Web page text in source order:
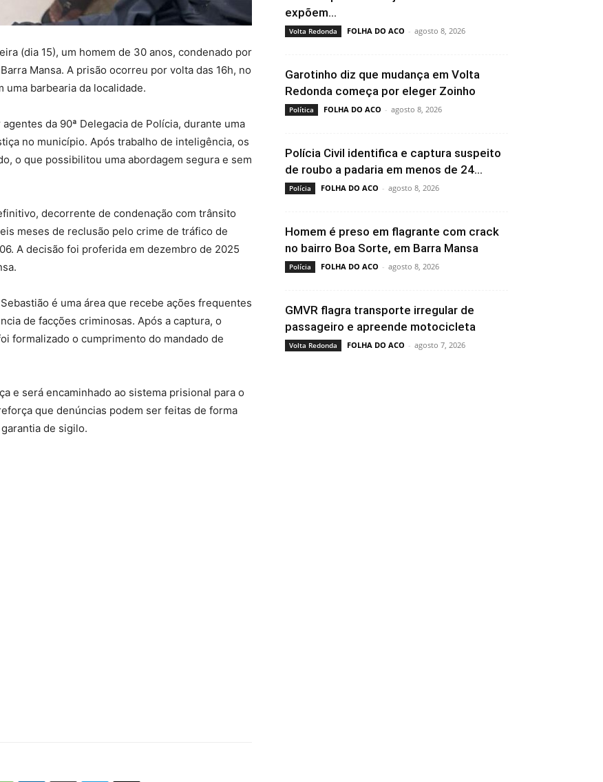
(dia 15), um homem de 30 anos, condenado por
Mansa. A prisão ocorreu por volta das 16h, no
barbearia da localidade.
da 90ª Delegacia de Polícia, durante uma
no município. Após trabalho de inteligência, os
o que possibilitou uma abordagem segura e sem
decorrente de condenação com trânsito
meses de reclusão pelo crime de tráfico de
A decisão foi proferida em dezembro de 2025
é uma área que recebe ações frequentes
de facções criminosas. Após a captura, o
formalizado o cumprimento do mandado de
e será encaminhado ao sistema prisional para o
que denúncias podem ser feitas de forma
de sigilo.
expõem...
Volta Redonda FOLHA DO ACO - agosto 8, 2026
Garotinho diz que mudança em Volta
Redonda começa por eleger Zoinho
Política FOLHA DO ACO - agosto 8, 2026
Polícia Civil identifica e captura suspeito
de roubo a padaria em menos de 24...
Polícia FOLHA DO ACO - agosto 8, 2026
Homem é preso em flagrante com crack
no bairro Boa Sorte, em Barra Mansa
Polícia FOLHA DO ACO - agosto 8, 2026
GMVR flagra transporte irregular de
passageiro e apreende motocicleta
Volta Redonda FOLHA DO ACO - agosto 7, 2026